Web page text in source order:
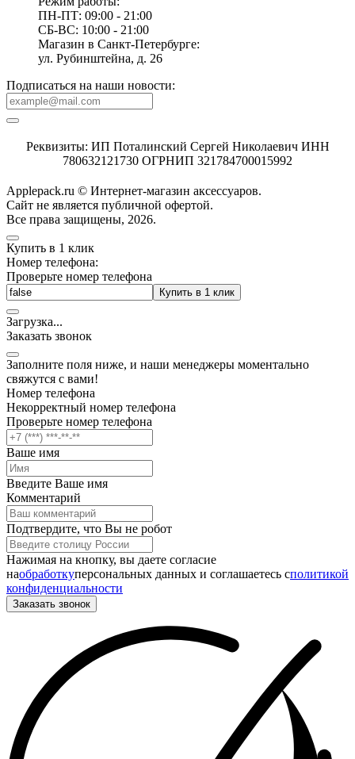
ПН-ПТ: 09:00 - 21:00
СБ-ВС: 10:00 - 21:00
Магазин в Санкт-Петербурге:
ул. Рубинштейна, д. 26
Подписаться на наши новости:
Реквизиты: ИП Поталинский Сергей Николаевич ИНН
780632121730 ОГРНИП 321784700015992
Applepack.ru © Интернет-магазин аксессуаров.
Cайт не является публичной офертой.
Все права защищены, 2026.
Купить в 1 клик
Номер телефона:
Проверьте номер телефона
Купить в 1 клик
Загрузка...
Заказать звонок
Заполните поля ниже, и наши менеджеры моментально
свяжутся с вами!
Номер телефона
Некорректный номер телефона
Проверьте номер телефона
Ваше имя
Введите Ваше имя
Комментарий
Подтвердите, что Вы не робот
Нажимая на кнопку, вы даете согласие
наобработкуперсональных данных и соглашаетесь cполитикой
конфиденциальности
Заказать звонок